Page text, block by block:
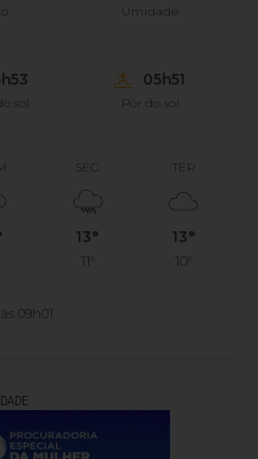
Umidade
sol
05h51
Pôr do sol
SEG
13°
11°
TER
13°
10°
09h01